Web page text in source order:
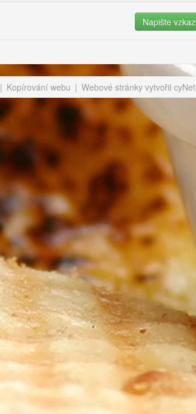
| Kopírování webu | Webové stránky vytvořil cyNet